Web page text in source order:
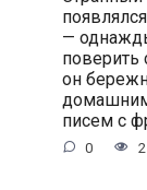
—
поверить
он
домашним
писем с
0 2